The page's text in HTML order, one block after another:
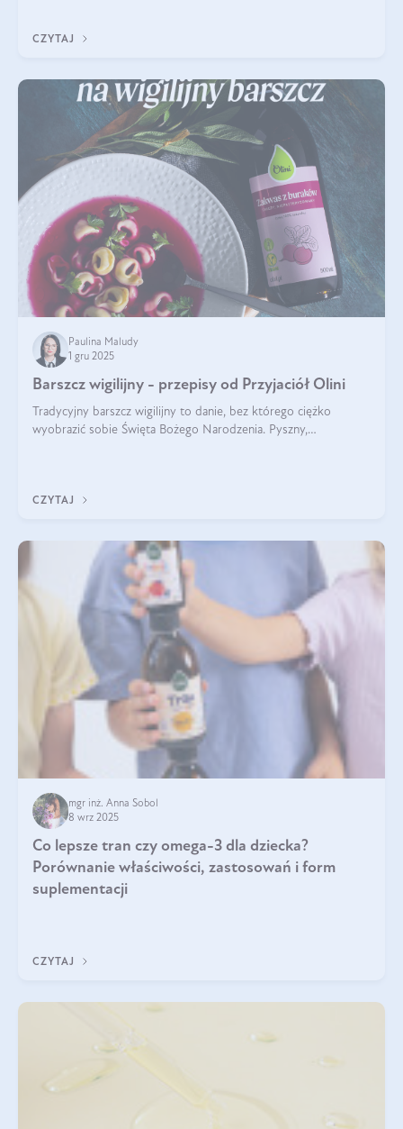
CZYTAJ
Paulina Maludy
1 gru 2025
Barszcz wigilijny - przepisy od Przyjaciół Olini
Tradycyjny barszcz wigilijny to danie, bez którego ciężko
wyobrazić sobie Święta Bożego Narodzenia. Pyszny,
CZYTAJ
mgr inż. Anna Sobol
8 wrz 2025
Co lepsze tran czy omega-3 dla dziecka?
Porównanie właściwości, zastosowań i form
suplementacji
CZYTAJ